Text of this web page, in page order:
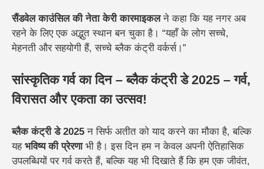
सैंडवेल काउंसिल की नेता केरी कारमाइकलने कहा कि यह नगर अब
रहने के लिए एक अद्भुत स्थान बन चुका है। “यहाँ के लोग सच्चे,
मेहनती और सहयोगी हैं, सच्चे ब्लैक कंट्री वर्कर्स।”
सांस्कृतिक गर्व का दिन – ब्लैक कंट्री डे 2025 – गर्व,
विरासत और एकता का उत्सव!
ब्लैक कंट्री डे 2025 न सिर्फ अतीत को याद करने का मौका है, बल्कि
यह भविष्य की प्रेरणाभी है। इस दिन हम न केवल अपनी ऐतिहासिक
उपलब्धियों पर गर्व करते हैं, बल्कि यह भी दिखाते हैं कि हम एक जीवंत,